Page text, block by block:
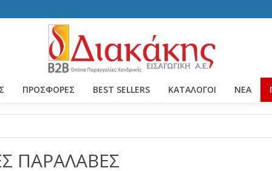
ΠΡΟΣΦΟΡΕΣ BEST SELLERS ΚΑΤΆΛΟΓΟΙ ΝΈΑ
ΠΑΡΑΛΑΒΕΣ